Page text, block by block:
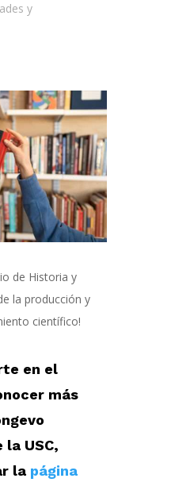
y
de Historia y
la producción y
científico!
en el
más
USC,
la página